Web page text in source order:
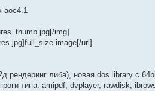
аос4.1
img]
image[/url]
рендеринг либа), новая dos.library с
типа: amipdf, dvplayer, rawdisk,